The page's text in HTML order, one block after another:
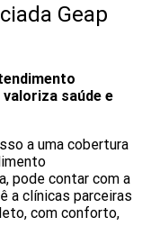
Geap
saúde e
a uma cobertura
pode contar com a
a clínicas parceiras
com conforto,